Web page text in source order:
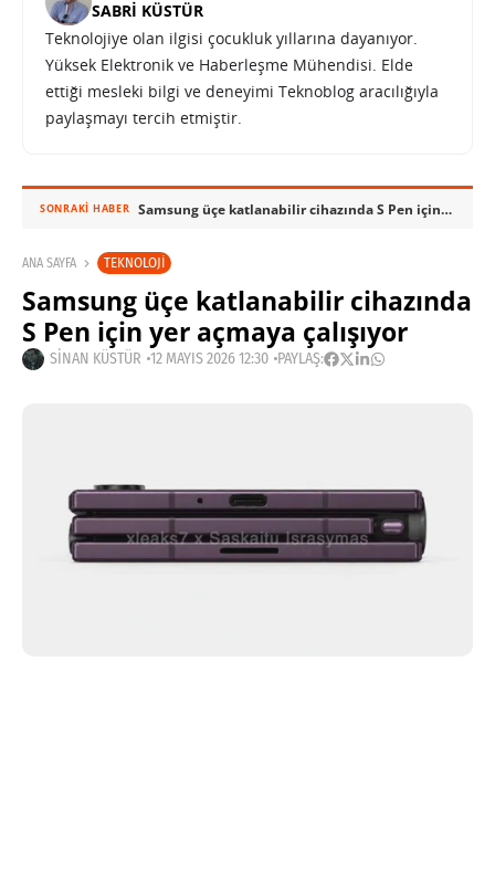
SABRI KÜSTÜR
Teknolojiye olan ilgisi çocukluk yıllarına dayanıyor.
Yüksek Elektronik ve Haberleşme Mühendisi. Elde
ettiği mesleki bilgi ve deneyimi Teknoblog aracılığıyla
paylaşmayı tercih etmiştir.
SONRAKI HABER Samsung üçe katlanabilir cihazında S Pen için yer açmaya çalışıyor
ANA SAYFA TEKNOLOJI
Samsung üçe katlanabilir cihazında
S Pen için yer açmaya çalışıyor
SINAN KÜSTÜR 12 MAYIS 2026 12:30 PAYLAŞ: